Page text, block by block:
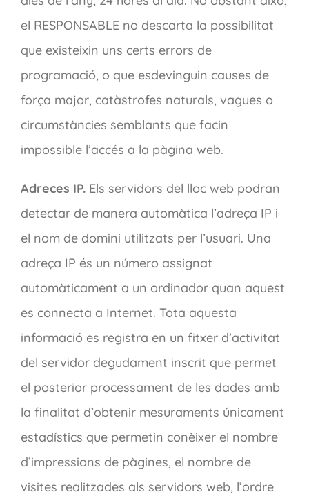
el RESPONSABLE no descarta la possibilitat
que existeixin uns certs errors de
programació, o que esdevinguin causes de
força major, catàstrofes naturals, vagues o
circumstàncies semblants que facin
impossible l’accés a la pàgina web.
Adreces IP.Els servidors del lloc web podran
detectar de manera automàtica l’adreça IP i
el nom de domini utilitzats per l’usuari. Una
adreça IP és un número assignat
automàticament a un ordinador quan aquest
es connecta a Internet. Tota aquesta
informació es registra en un fitxer d’activitat
del servidor degudament inscrit que permet
el posterior processament de les dades amb
la finalitat d’obtenir mesuraments únicament
estadístics que permetin conèixer el nombre
d’impressions de pàgines, el nombre de
visites realitzades als servidors web, l’ordre